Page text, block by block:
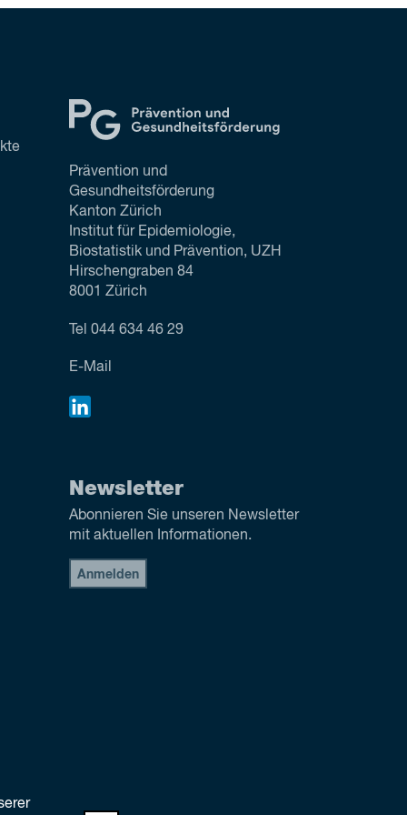
Prävention und
Gesundheitsförderung
Kanton Zürich
Institut für Epidemiologie,
Biostatistik und Prävention, UZH
Hirschengraben 84
8001 Zürich
Tel 044 634 46 29
E-Mail
Newsletter
Abonnieren Sie unseren Newsletter
mit aktuellen Informationen.
Anmelden